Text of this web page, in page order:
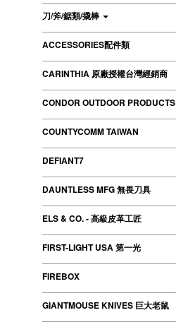
刀/斧/鋸類/撬棒
ACCESSORIES配件類
CARINTHIA 原廠授權台灣經銷商
CONDOR OUTDOOR PRODUCTS
COUNTYCOMM TAIWAN
DEFIANT7
DAUNTLESS MFG 無畏刀具
ELS & CO. - 高級皮革工匠
FIRST-LIGHT USA 第一光
FIREBOX
GIANTMOUSE KNIVES 巨大老鼠